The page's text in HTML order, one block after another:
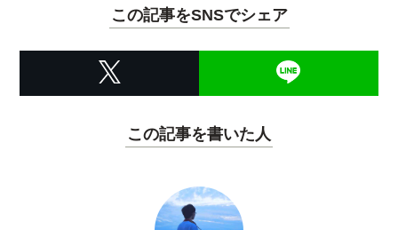
この記事をSNSでシェア
この記事を書いた人